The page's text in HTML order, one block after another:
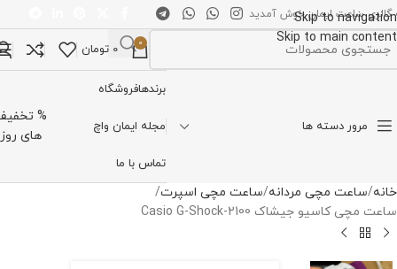
Skip to navigation
Skip to main content
گالری ساعت ایمان خوش آمدید
0
0 تومان
مرور دسته ها
برندهافروشگاه
مجله ایمان واچ
تماس با ما
%
های روز
خانه ساعت مچی مردانه ساعت مچی اسپرت
ساعت مچی کاسیو جیشاک Casio G-Shock-2100